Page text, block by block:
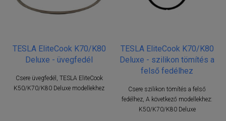
TESLA EliteCook K70/K80
Deluxe - üvegfedél
Csere üvegfedél, TESLA EliteCook
K50/K70/K80 Deluxe modellekhez
TESLA EliteCook K70/K80
Deluxe - szilikon tömítés a
felső fedélhez
Csere szilikon tömítés a felső
fedélhez, A következő modellekhez:
K50/K70/K80 Deluxe